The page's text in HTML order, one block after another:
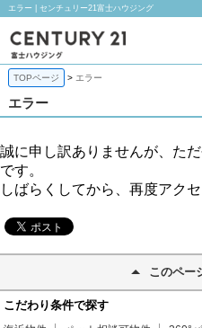
エラー | センチュリー21富士ハウジング
TOPページ エラー
エラー
誠に申し訳ありませんが、た
です。
しばらくしてから、再度アク
このペー
こだわり条件で探す